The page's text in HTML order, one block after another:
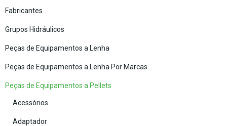
Fabricantes
Grupos Hidráulicos
Peças de Equipamentos a Lenha
Peças de Equipamentos a Lenha Por Marcas
Peças de Equipamentos a Pellets
Acessórios
Adaptador